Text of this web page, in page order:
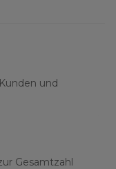
und
Gesamtzahl